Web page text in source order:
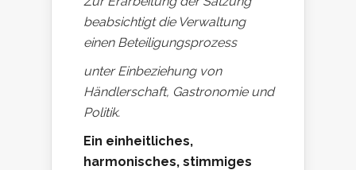
beabsichtigt die Verwaltung
einen Beteiligungsprozess
unter Einbeziehung von
Händlerschaft, Gastronomie und
Politik.
Ein einheitliches,
harmonisches, stimmiges